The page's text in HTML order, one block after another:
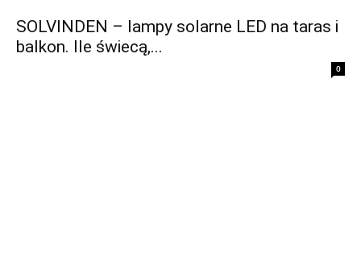
SOLVINDEN – lampy solarne LED na taras i
balkon. Ile świecą,...
0